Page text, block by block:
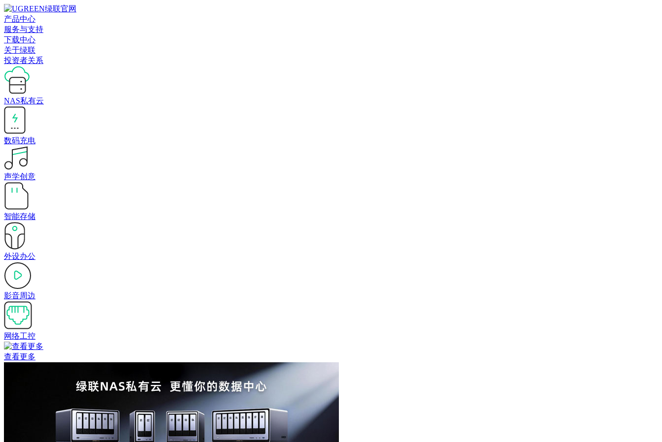
产品中心
服务与支持
下载中心
关于绿联
投资者关系
NAS私有云
数码充电
声学创意
智能存储
外设办公
影音周边
网络工控
查看更多